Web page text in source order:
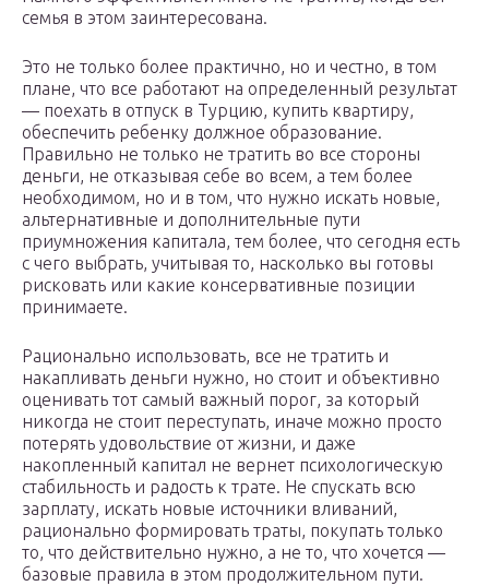
семья в этом заинтересована.
Это не только более практично, но и честно, в том
плане, что все работают на определенный результат
— поехать в отпуск в Турцию, купить квартиру,
обеспечить ребенку должное образование.
Правильно не только не тратить во все стороны
деньги, не отказывая себе во всем, а тем более
необходимом, но и в том, что нужно искать новые,
альтернативные и дополнительные пути
приумножения капитала, тем более, что сегодня есть
с чего выбрать, учитывая то, насколько вы готовы
рисковать или какие консервативные позиции
принимаете.
Рационально использовать, все не тратить и
накапливать деньги нужно, но стоит и объективно
оценивать тот самый важный порог, за который
никогда не стоит переступать, иначе можно просто
потерять удовольствие от жизни, и даже
накопленный капитал не вернет психологическую
стабильность и радость к трате. Не спускать всю
зарплату, искать новые источники вливаний,
рационально формировать траты, покупать только
то, что действительно нужно, а не то, что хочется —
базовые правила в этом продолжительном пути.